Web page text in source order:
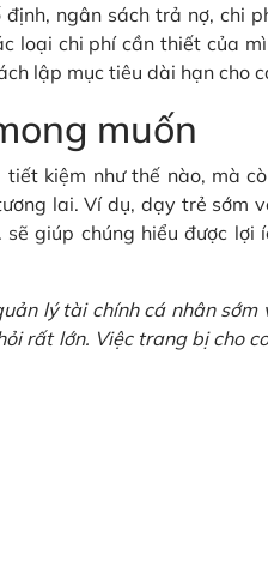
ngân sách trả nợ, chi
loại chi phí cần thiết của
lập mục tiêu dài hạn cho
muốn
kiệm như thế nào, mà
lai. Ví dụ, dạy trẻ sớm
giúp chúng hiểu được lợi
lý tài chính cá nhân sớm
rất lớn. Việc trang bị cho